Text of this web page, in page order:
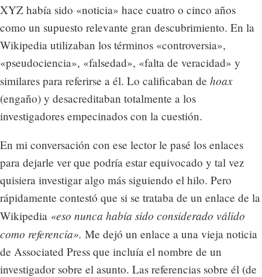
XYZ había sido «noticia» hace cuatro o cinco años
como un supuesto relevante gran descubrimiento. En la
Wikipedia utilizaban los términos «controversia»,
«pseudociencia», «falsedad», «falta de veracidad» y
similares para referirse a él. Lo calificaban de hoax
(engaño) y desacreditaban totalmente a los
investigadores empecinados con la cuestión.
En mi conversación con ese lector le pasé los enlaces
para dejarle ver que podría estar equivocado y tal vez
quisiera investigar algo más siguiendo el hilo. Pero
rápidamente contestó que si se trataba de un enlace de la
Wikipedia «eso nunca había sido considerado válido
como referencia». Me dejó un enlace a una vieja noticia
de Associated Press que incluía el nombre de un
investigador sobre el asunto. Las referencias sobre él (de